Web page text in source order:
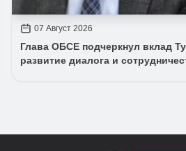
07 Август 2026
Глава ОБСЕ подчеркнул вклад
развитие диалога и